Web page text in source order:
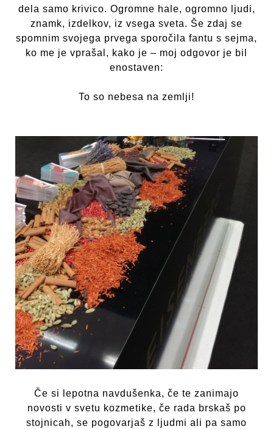
dela samo krivico. Ogromne hale, ogromno ljudi,
znamk, izdelkov, iz vsega sveta. Še zdaj se
spomnim svojega prvega sporočila fantu s sejma,
ko me je vprašal, kako je – moj odgovor je bil
enostaven:
To so nebesa na zemlji!
Če si lepotna navdušenka, če te zanimajo
novosti v svetu kozmetike, če rada brskaš po
stojnicah, se pogovarjaš z ljudmi ali pa samo